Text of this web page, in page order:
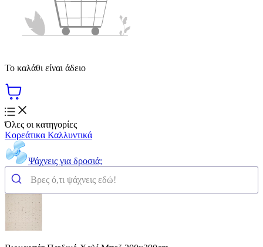
Το καλάθι είναι άδειο
Όλες οι κατηγορίες
Κορεάτικα Καλλυντικά
Ψάχνεις για δροσιά;